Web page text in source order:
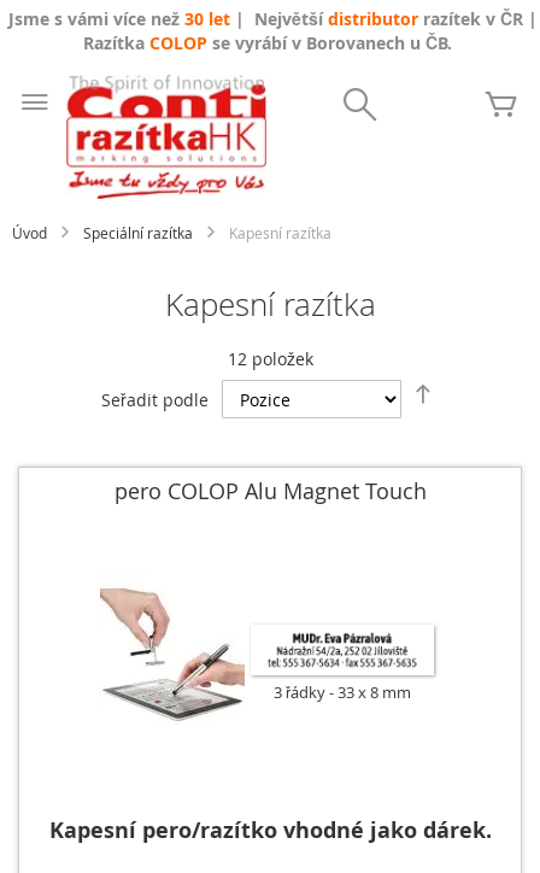
Jsme s vámi více než 30 let| Největšídistributorrazítek v ČR |
Razítka COLOP se vyrábí v Borovanech u ČB.
Úvod Speciální razítka Kapesní razítka
Kapesní razítka
12 položek
Seřadit podle
pero COLOP Alu Magnet Touch
3 řádky 33 x 8 mm
Kapesní pero/razítko vhodné jako dárek.